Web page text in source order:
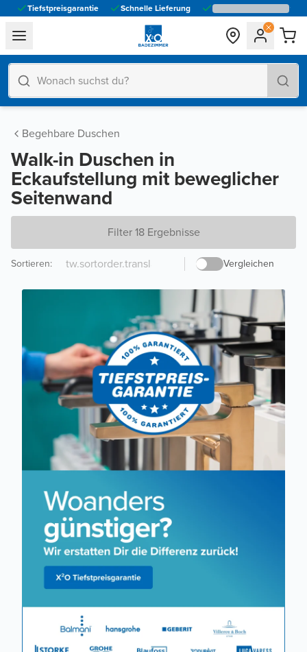
Tiefstpreisgarantie Schnelle Lieferung
general.navigation.toggle_menu.label
Begehbare Duschen
Walk-in Duschen in
Eckaufstellung mit beweglicher
Seitenwand
Filter 18 Ergebnisse
Vergleichen
Sortieren: